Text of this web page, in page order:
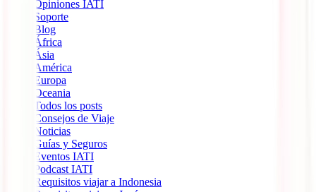
Opiniones IATI
Soporte
Blog
África
Ásia
América
Europa
Oceania
Todos los posts
Consejos de Viaje
Noticias
Guías y Seguros
Eventos IATI
Podcast IATI
Requisitos viajar a Indonesia